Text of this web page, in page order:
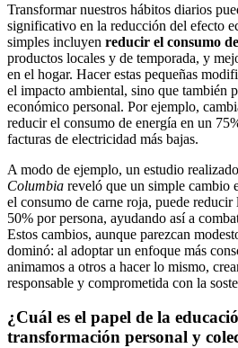
Transformar nuestros hábitos diarios
significativo en la reducción del efecto
simples incluyen reducir el consumo
productos locales y de temporada, y
en el hogar. Hacer estas pequeñas
el impacto ambiental, sino que también
económico personal. Por ejemplo,
reducir el consumo de energía en un
facturas de electricidad más bajas.
A modo de ejemplo, un estudio
Columbia reveló que un simple cambio
el consumo de carne roja, puede
50% por persona, ayudando así a
Estos cambios, aunque parezcan
dominó: al adoptar un enfoque más
animamos a otros a hacer lo mismo,
responsable y comprometida con la
¿Cuál es el papel de la
transformación personal y